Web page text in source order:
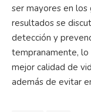
ser mayores en los
resultados se
detección y
tempranamente, lo
mejor calidad de
además de evitar